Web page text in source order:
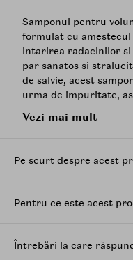
Samponul pentru
formulat cu
intarirea radacinilor si
par sanatos si
de salvie, acest
urma de impuritate,
volum. Asigura
care se clateste din
soarelui, ulei de
Vezi mai mult
Pe scurt despre acest
Pentru ce este acest
Întrebări la care